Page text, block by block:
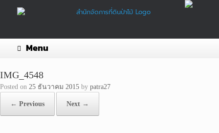
Menu
IMG_4548
Posted on 25 ธันวาคม 2015 by patra27
← Previous Next →